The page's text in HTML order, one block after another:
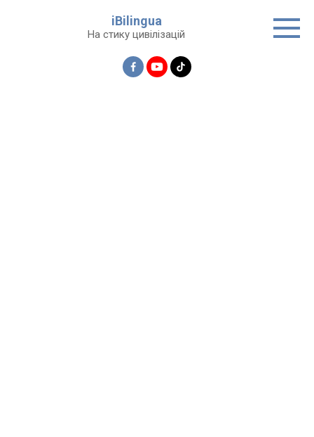
iBilingua
На стику цивілізацій